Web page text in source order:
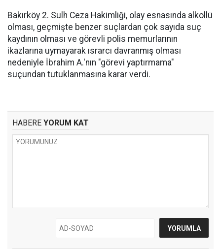
Bakırköy 2. Sulh Ceza Hakimliği, olay esnasında alkollü
olması, geçmişte benzer suçlardan çok sayıda suç
kaydının olması ve görevli polis memurlarının
ikazlarına uymayarak ısrarcı davranmış olması
nedeniyle İbrahim A.'nın "görevi yaptırmama"
suçundan tutuklanmasına karar verdi.
HABERE YORUM KAT